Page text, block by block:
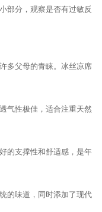
部分，观察是否有过敏反
多父母的青睐。冰丝凉席
气性极佳，适合注重天然
的支撑性和舒适感，是年
的味道，同时添加了现代